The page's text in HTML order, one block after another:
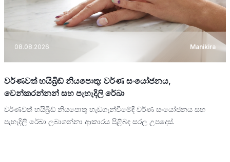
08.08.2026 Manikira
වර්ණවත් හයිබ්‍රිඩ් නියපොතු: වර්ණ සංයෝජනය,
වෙන්කරන්නන් සහ පැහැදිලි රේඛා
වර්ණවත් හයිබ්‍රිඩ් නියපොතු හැඩගැන්වීමේදී වර්ණ සංයෝජනය සහ
පැහැදිලි රේඛා ලබාගන්නා ආකාරය පිළිබඳ සරල උපදෙස්.